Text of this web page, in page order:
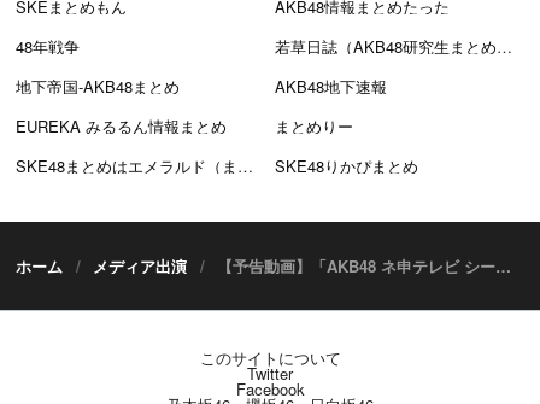
SKEまとめもん
AKB48情報まとめたった
48年戦争
若草日誌（AKB48研究生まとめブログ）
地下帝国-AKB48まとめ
AKB48地下速報
EUREKA みるるん情報まとめ
まとめりー
SKE48まとめはエメラルド（まとえめ）
SKE48りかぴまとめ
ホーム メディア出演 【予告動画】「AKB48 ネ申テレビ シーズン27」Vol.4：不眠耐久レース 北原よ永遠に 前編 [2/11 20:00～]
このサイトについて
Twitter
Facebook